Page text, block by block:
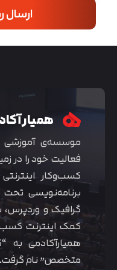
ارسال
همیار
فعالیت خود را در
کسب‌و‌کار
برنامه‌نویسی
گرافیک و وردپرس،
کمک اینترنت کسب
همیارآکادمی به
متخصص” نام گرفت.
متوجه